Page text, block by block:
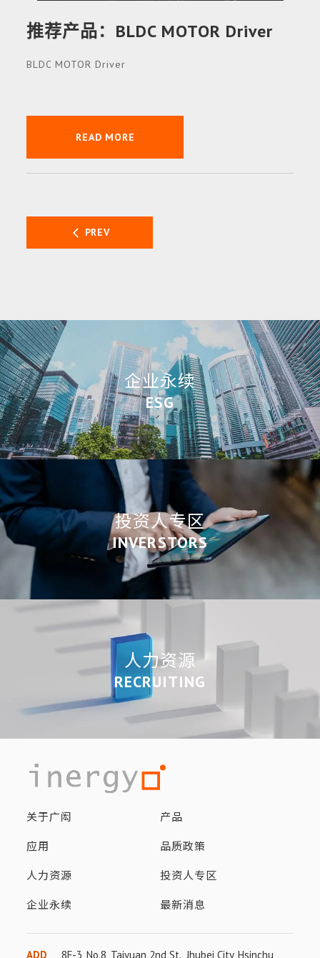
推荐产品：BLDC MOTOR Driver
BLDC MOTOR Driver
READ MORE
PREV
企业永续
ESG
投资人专区
INVERSTORS
人力资源
RECRUITING
关于广闳 产品
应用 品质政策
人力资源 投资人专区
企业永续 最新消息
ADD 8F-3, No.8, Taiyuan 2nd St., Jhubei City, Hsinchu